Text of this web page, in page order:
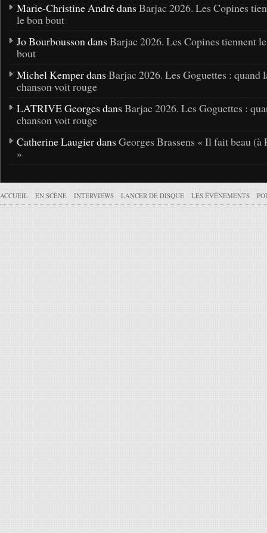
Marie-Christine André dans Barjac 2026. Les Copines
le bon bout
Jo Bourbousson dans Barjac 2026. Les Copines tiennent
bout
Michel Kemper dans Barjac 2026. Les Goguettes : quand
chanson voit rouge
LATRIVE Georges dans Barjac 2026. Les Goguettes :
chanson voit rouge
Catherine Laugier dans Georges Brassens « Il fait beau (à
»
ACCUEIL EN SCÈNE INTERVIEWS LANCER DE DISQUE LES ÉVÉNEMENTS